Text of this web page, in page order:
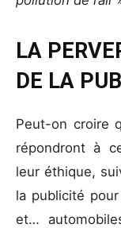
LA
DE LA
Peut-on croire
répondront à
leur éthique,
la publicité
et…